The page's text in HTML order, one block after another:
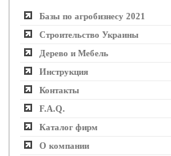
Базы по агробизнесу 2021
Строительство Украины
Дерево и Мебель
Инструкция
Контакты
F.A.Q.
Каталог фирм
О компании